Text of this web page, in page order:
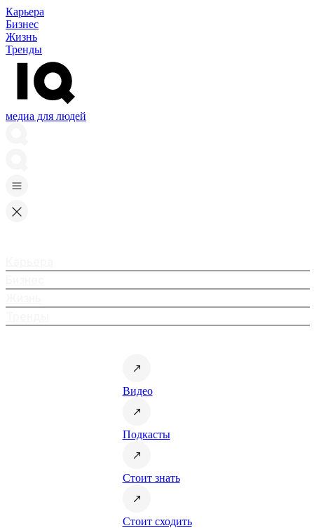
Карьера
Бизнес
Жизнь
Тренды
медиа для людей
Видео
Подкасты
Стоит знать
Стоит сходить